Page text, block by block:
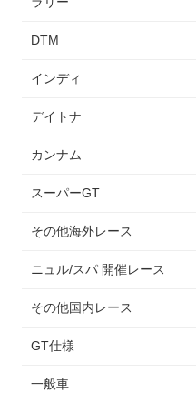
DTM
インディ
デイトナ
カンナム
スーパーGT
その他海外レース
ニュル/スパ 開催レース
その他国内レース
GT仕様
一般車